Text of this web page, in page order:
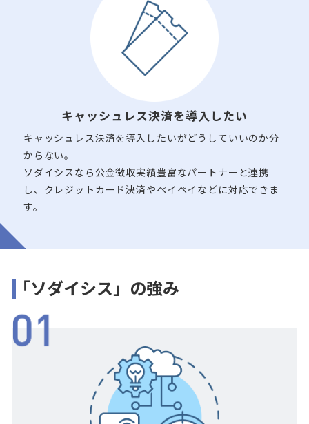
キャッシュレス決済を導入したい
キャッシュレス決済を導入したいがどうしていいのか分
からない。
ソダイシスなら公金徴収実績豊富なパートナーと連携
し、クレジットカード決済やペイペイなどに対応できま
す。
「ソダイシス」の強み